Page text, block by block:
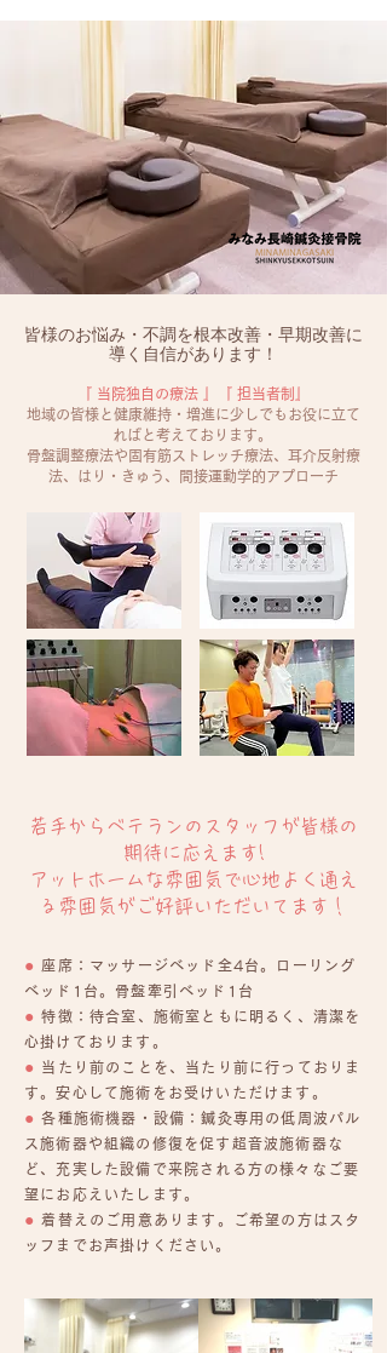
皆様のお悩み・不調を根本改善・早期改善に
導く自信があります！
『 当院独自の療法 』『 担当者制』
地域の皆様と健康維持・増進に少しでもお役に立て
ればと考えております。
骨盤調整療法や固有筋ストレッチ療法、耳介反射療
法、はり・きゅう、間接運動学的アプローチ
若手からベテランのスタッフが皆様の
期待に応えます!
アットホームな雰囲気で心地よく通え
る雰囲気がご好評いただいてます！
●
座席：マッサージベッド全4台。ローリング
ベッド1台。骨盤牽引ベッド1台
●特徴：待合室、施術室ともに明るく、清潔を
心掛けております。
●
当たり前のことを、当たり前に行っておりま
す。安心して施術をお受けいただけます。
●各種施術機器・設備：鍼灸専用の低周波パル
ス施術器や組織の修復を促す超音波施術器な
ど、充実した設備で来院される方の様々なご要
望にお応えいたします。
●着替えのご用意あります。ご希望の方はスタ
ッフまでお声掛けください。